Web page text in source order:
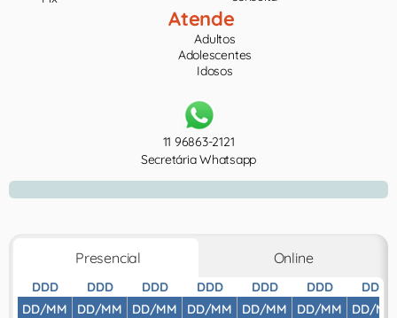
Atende
Adultos
Adolescentes
Idosos
11 96863-2121
Secretária Whatsapp
Presencial Online
DDD
DD/MM
DDD
DD/MM
DDD
DD/MM
DDD
DD/MM
DDD
DD/MM
DDD
DD/MM
DDD
DD/MM